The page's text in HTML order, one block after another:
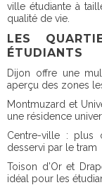
ville étudiante à
qualité de vie.
LES
ÉTUDIANTS
Dijon offre une
aperçu des zones
Montmuzard et
une résidence
Centre-ville : plus
desservi par le tram
Toison d’Or et
idéal pour les